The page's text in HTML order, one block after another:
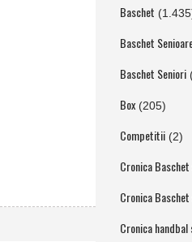
Baschet
Baschet
Baschet Seniori
Box(205)
Competitii(2)
Cronica
Cronica
Cronica handbal